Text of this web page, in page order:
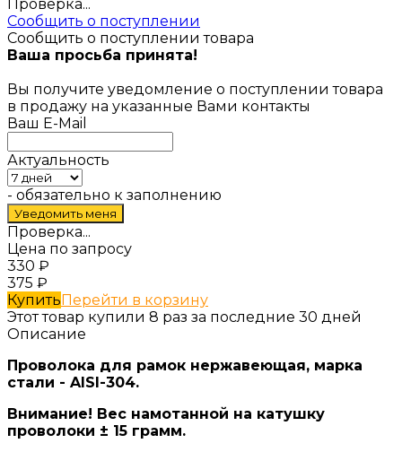
Проверка...
Сообщить о поступлении
Сообщить о поступлении товара
Ваша просьба принята!
Вы получите уведомление о поступлении товара
в продажу на указанные Вами контакты
Ваш E-Mail
Актуальность
- обязательно к заполнению
Проверка...
Цена по запросу
330 ₽
375 ₽
КупитьПерейти в корзину
Этот товар купили 8 раз за последние 30 дней
Описание
Проволока для рамок нержавеющая, марка
стали - AISI-304.
Внимание! Вес намотанной на катушку
проволоки ± 15 грамм.